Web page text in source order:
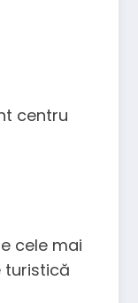
centru
cele mai
turistică